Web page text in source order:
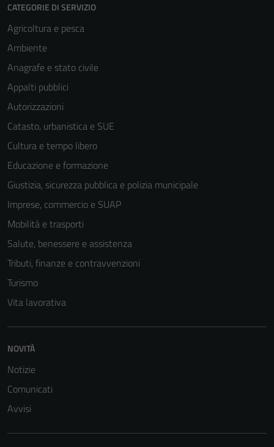
CATEGORIE DI SERVIZIO
Agricoltura e pesca
Ambiente
Anagrafe e stato civile
Appalti pubblici
Autorizzazioni
Catasto, urbanistica e SUE
Cultura e tempo libero
Educazione e formazione
Giustizia, sicurezza pubblica e polizia municipale
Imprese, commercio e SUAP
Mobilità e trasporti
Salute, benessere e assistenza
Tributi, finanze e contravvenzioni
Turismo
Vita lavorativa
NOVITÀ
Notizie
Comunicati
Avvisi
possono